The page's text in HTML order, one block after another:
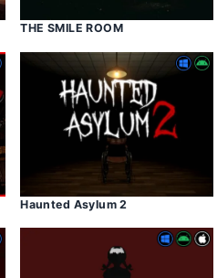
THE SMILE ROOM
Haunted Asylum 2